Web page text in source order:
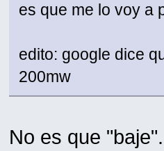
es que me lo voy a
edito: google dice
200mw
No es que